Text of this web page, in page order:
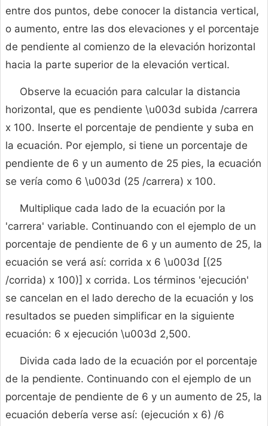
entre dos puntos, debe conocer la distancia vertical,
o aumento, entre las dos elevaciones y el porcentaje
de pendiente al comienzo de la elevación horizontal
hacia la parte superior de la elevación vertical.
Observe la ecuación para calcular la distancia
horizontal, que es pendiente \u003d subida /carrera
x 100. Inserte el porcentaje de pendiente y suba en
la ecuación. Por ejemplo, si tiene un porcentaje de
pendiente de 6 y un aumento de 25 pies, la ecuación
se vería como 6 \u003d (25 /carrera) x 100.
Multiplique cada lado de la ecuación por la
'carrera' variable. Continuando con el ejemplo de un
porcentaje de pendiente de 6 y un aumento de 25, la
ecuación se verá así: corrida x 6 \u003d [(25
/corrida) x 100)] x corrida. Los términos 'ejecución'
se cancelan en el lado derecho de la ecuación y los
resultados se pueden simplificar en la siguiente
ecuación: 6 x ejecución \u003d 2,500.
Divida cada lado de la ecuación por el porcentaje
de la pendiente. Continuando con el ejemplo de un
porcentaje de pendiente de 6 y un aumento de 25, la
ecuación debería verse así: (ejecución x 6) /6